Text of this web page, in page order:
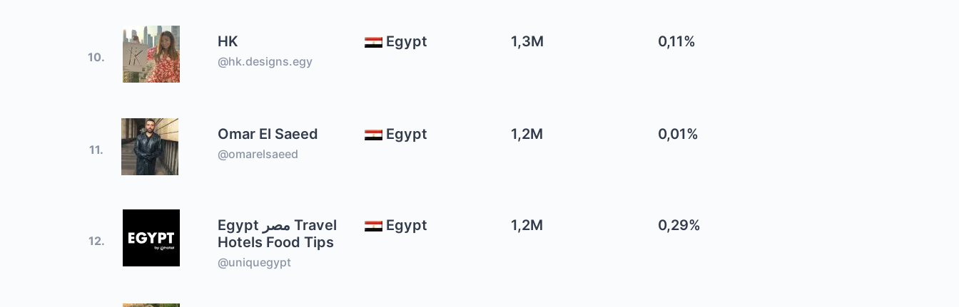
10.
HK
@hk.designs.egy
Egypt 1,3M 0,11%
11.
Omar El Saeed
@omarelsaeed
Egypt 1,2M 0,01%
12.
Egypt مصر Travel
Hotels Food Tips
@uniquegypt
Egypt 1,2M 0,29%